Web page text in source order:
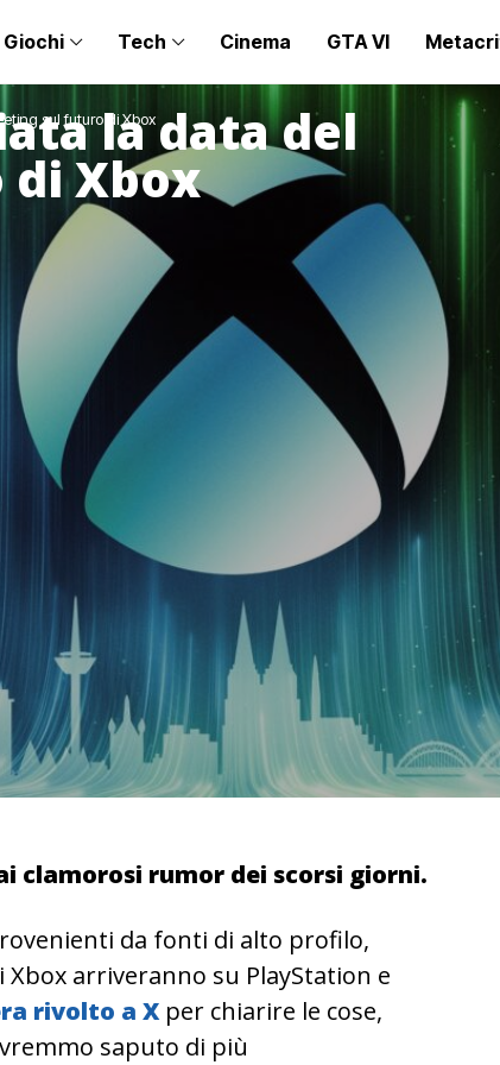
Giochi Tech Cinema GTA VI
sul futuro di Xboxla data del
Xbox
clamorosi rumor dei scorsi giorni.
da fonti di alto profilo,
arriveranno su PlayStation e
rivolto a Xper chiarire le cose,
saputo di più